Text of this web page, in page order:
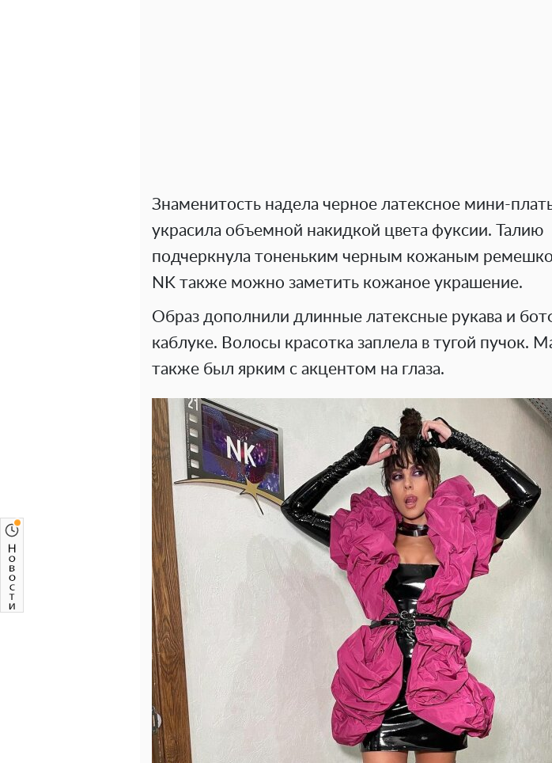
Знаменитость надела черное латексное мини-
украсила объемной накидкой цвета фуксии. Талию
подчеркнула тоненьким черным кожаным
NK также можно заметить кожаное украшение.
Образ дополнили длинные латексные рукава и
каблуке. Волосы красотка заплела в тугой пучок.
также был ярким с акцентом на глаза.